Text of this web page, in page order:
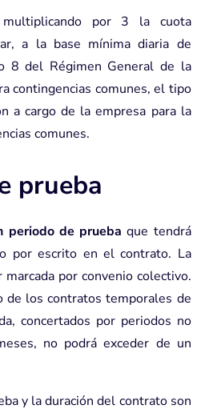
por 3 la cuota
a la base mínima diaria de
8 del Régimen General de la
contingencias comunes, el tipo
a cargo de la empresa para la
comunes.
prueba
periodo de prueba que tendrá
por escrito en el contrato. La
marcada por convenio colectivo.
de los contratos temporales de
concertados por periodos no
no podrá exceder de un
y la duración del contrato son